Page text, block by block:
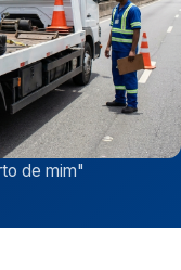
de mim"